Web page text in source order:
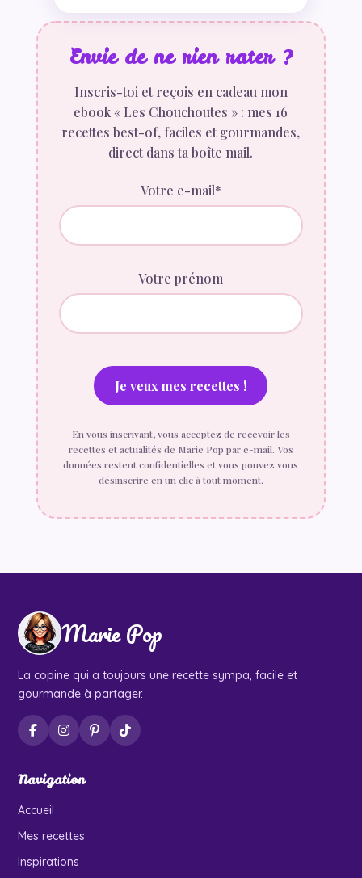
Envie de ne rien rater ?
Inscris-toi et reçois en cadeau mon
ebook « Les Chouchoutes » : mes 16
recettes best-of, faciles et gourmandes,
direct dans ta boîte mail.
Votre e-mail*
Votre prénom
En vous inscrivant, vous acceptez de recevoir les
recettes et actualités de Marie Pop par e-mail. Vos
données restent confidentielles et vous pouvez vous
désinscrire en un clic à tout moment.
Marie Pop
La copine qui a toujours une recette sympa, facile et
gourmande à partager.
Navigation
Accueil
Mes recettes
Inspirations